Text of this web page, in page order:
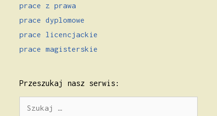
prace z prawa
prace dyplomowe
prace licencjackie
prace magisterskie
Przeszukaj nasz serwis: